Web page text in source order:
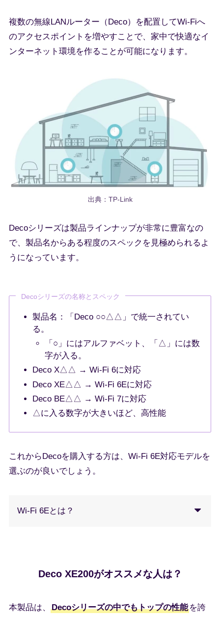
複数の無線LANルーター（Deco）を配置してWi-Fiへ
のアクセスポイントを増やすことで、家中で快適なイ
ンターネット環境を作ることが可能になります。
出典：TP-Link
Decoシリーズは製品ラインナップが非常に豊富なの
で、製品名からある程度のスペックを見極められるよ
うになっています。
Decoシリーズの名称とスペック
製品名：「Deco ○○△△」で統一されてい
る。
「○」にはアルファベット、「△」には数
字が入る。
Deco X△△ → Wi-Fi 6に対応
Deco XE△△ → Wi-Fi 6Eに対応
Deco BE△△ → Wi-Fi 7に対応
△に入る数字が大きいほど、高性能
これからDecoを購入する方は、Wi-Fi 6E対応モデルを
選ぶのが良いでしょう。
Wi-Fi 6Eとは？
Deco XE200がオススメな人は？
本製品は、 Decoシリーズの中でもトップの性能を誇